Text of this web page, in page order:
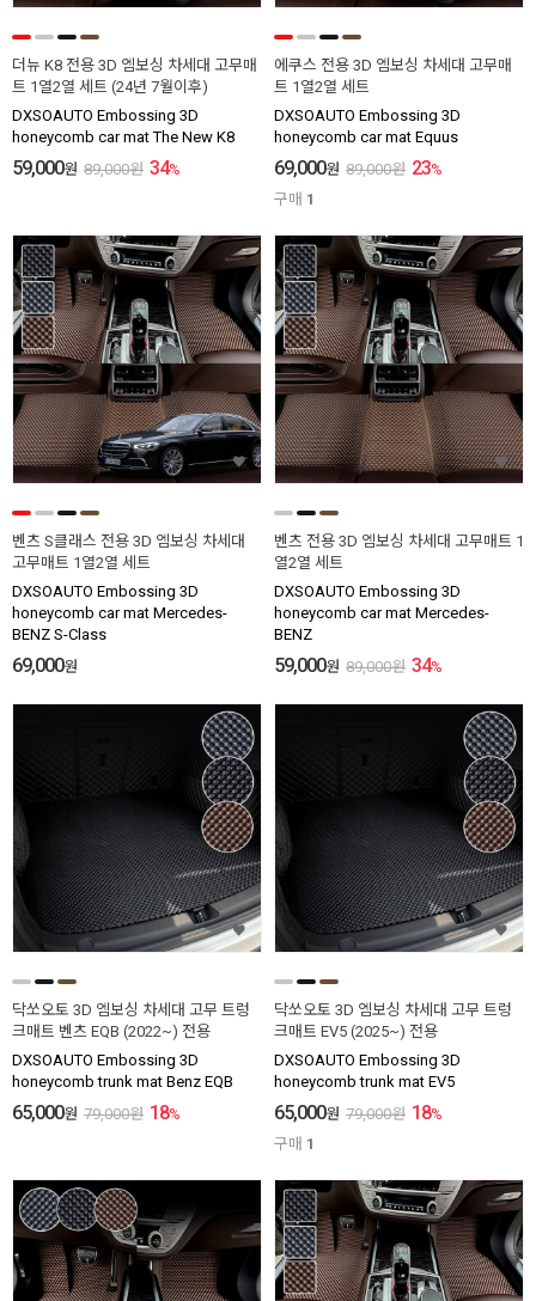
더뉴 K8 전용 3D 엠보싱 차세대 고무매
트 1열2열 세트 (24년 7월이후)
DXSOAUTO Embossing 3D
honeycomb car mat The New K8
59,000원 89,000원 34%
에쿠스 전용 3D 엠보싱 차세대 고무매
트 1열2열 세트
DXSOAUTO Embossing 3D
honeycomb car mat Equus
69,000원 89,000원 23%
구매 1
벤츠 S클래스 전용 3D 엠보싱 차세대
고무매트 1열2열 세트
DXSOAUTO Embossing 3D
honeycomb car mat Mercedes-
BENZ S-Class
69,000원
벤츠 전용 3D 엠보싱 차세대 고무매트 1
열2열 세트
DXSOAUTO Embossing 3D
honeycomb car mat Mercedes-
BENZ
59,000원 89,000원 34%
닥쏘오토 3D 엠보싱 차세대 고무 트렁
크매트 벤츠 EQB (2022~) 전용
DXSOAUTO Embossing 3D
honeycomb trunk mat Benz EQB
65,000원 79,000원 18%
닥쏘오토 3D 엠보싱 차세대 고무 트렁
크매트 EV5 (2025~) 전용
DXSOAUTO Embossing 3D
honeycomb trunk mat EV5
65,000원 79,000원 18%
구매 1